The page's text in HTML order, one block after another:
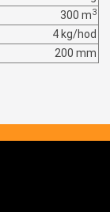
300 m3
4 kg/hod
200 mm